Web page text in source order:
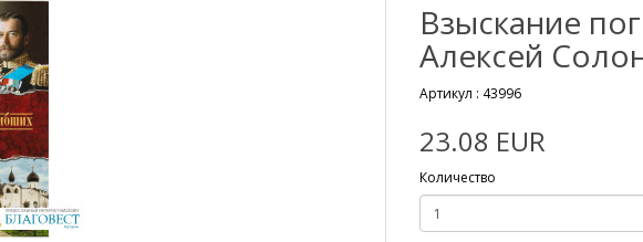
Взыскание
Алексей
Артикул : 43996
23.08 EUR
Количество